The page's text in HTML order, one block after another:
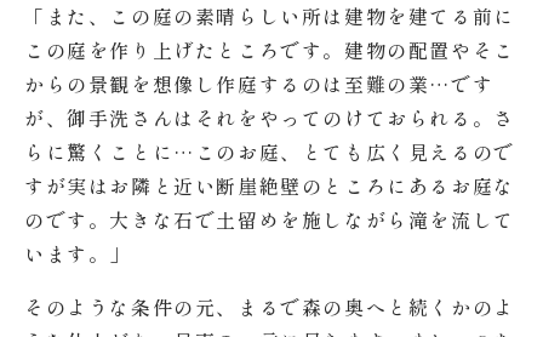
「また、この庭の素晴らしい所は建物を建てる前に
この庭を作り上げたところです。建物の配置やそこ
からの景観を想像し作庭するのは至難の業…です
が、御手洗さんはそれをやってのけておられる。さ
らに驚くことに…このお庭、とても広く見えるので
すが実はお隣と近い断崖絶壁のところにあるお庭な
のです。大きな石で土留めを施しながら滝を流して
います。」
そのような条件の元、まるで森の奥へと続くかのよ